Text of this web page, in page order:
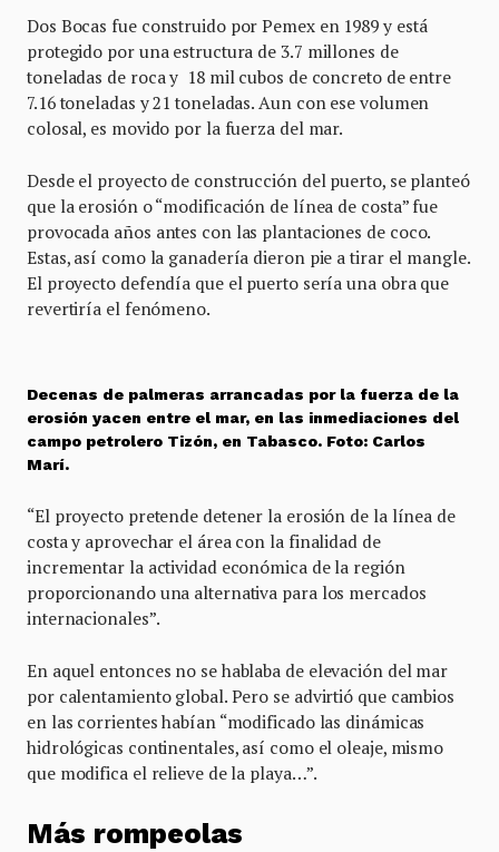
Dos Bocas fue construido por Pemex en 1989 y está
protegido por una estructura de 3.7 millones de
toneladas de roca y 18 mil cubos de concreto de entre
7.16 toneladas y 21 toneladas. Aun con ese volumen
colosal, es movido por la fuerza del mar.
Desde el proyecto de construcción del puerto, se planteó
que la erosión o “modificación de línea de costa” fue
provocada años antes con las plantaciones de coco.
Estas, así como la ganadería dieron pie a tirar el mangle.
El proyecto defendía que el puerto sería una obra que
revertiría el fenómeno.
Decenas de palmeras arrancadas por la fuerza de la
erosión yacen entre el mar, en las inmediaciones del
campo petrolero Tizón, en Tabasco. Foto: Carlos
Marí.
“El proyecto pretende detener la erosión de la línea de
costa y aprovechar el área con la finalidad de
incrementar la actividad económica de la región
proporcionando una alternativa para los mercados
internacionales”.
En aquel entonces no se hablaba de elevación del mar
por calentamiento global. Pero se advirtió que cambios
en las corrientes habían “modificado las dinámicas
hidrológicas continentales, así como el oleaje, mismo
que modifica el relieve de la playa…”.
Más rompeolas